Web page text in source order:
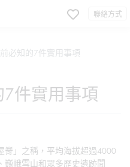
聯絡方式
必知的7件實用事項
件實用事項
脊」之稱，平均海拔超過4000
巍峨雪山和眾多歷史遺跡聞